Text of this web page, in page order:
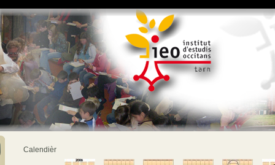
Calendièr